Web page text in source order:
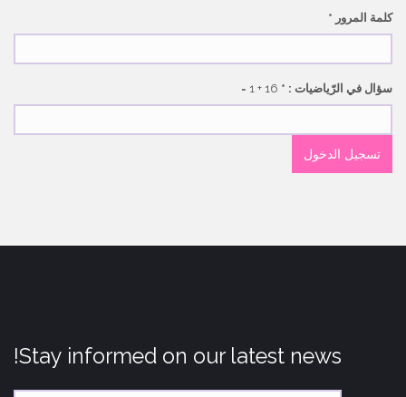
كلمة المرور *
سؤال في الرّياضيات : *
تسجيل الدخول
Stay informed on our latest news!